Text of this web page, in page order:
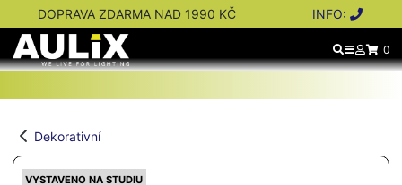
DOPRAVA ZDARMA NAD 1990 KČ INFO:
0
Dekorativní
VYSTAVENO NA STUDIU